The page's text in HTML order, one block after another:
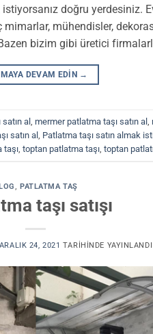
doğru yerdesiniz.
mimarlar, mühendisler,
bizim gibi üretici
DEVAM EDIN →
al mermer patlatma taşı satın al
satın al Patlatma taşı satın almak
taşı toptan patlatma taşı toptan
, PATLATMA TAŞ
taşı satışı
ARALIK 24, 2021 TARIHINDE YAYINLANDI